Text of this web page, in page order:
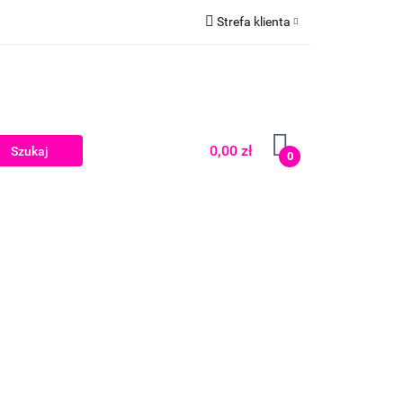
Strefa klienta
0,00 zł 0